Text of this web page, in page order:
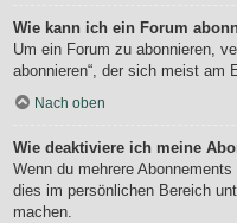
Wie kann ich ein Forum
Um ein Forum zu abonnieren,
abonnieren“, der sich meist am
Nach oben
Wie deaktiviere ich meine
Wenn du mehrere
dies im persönlichen Bereich
machen.